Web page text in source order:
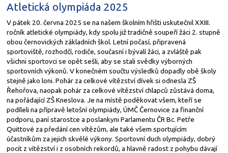
Atletická olympiáda 2025
V pátek 20. června 2025 se na našem školním hřišti uskutečnil XXIII.
ročník atletické olympiády, kdy spolu již tradičně soupeří žáci 2. stupně
obou černovických základních škol. Letní počasí, připravená
sportoviště, rozhodčí, rodiče, současní i bývalí žáci, a zvláště pak
všichni sportovci se opět sešli, aby se stali svědky výborných
sportovních výkonů. V konečném součtu výsledků dopadly obě školy
stejně jako loni. Pohár za celkové vítězství dívek si odnesla ZŠ
Řehořova, naopak pohár za celkové vítězství chlapců zůstává doma,
na pořádající ZŠ Kneslova. Je na místě poděkovat všem, kteří se
podíleli na přípravě letošní olympiády, ÚMČ Černovice za finanční
podporu, paní starostce a poslankyni Parlamentu ČR Bc. Petře
Quittové za předání cen vítězům, ale také všem sportujícím
účastníkům za jejich skvělé výkony. Sportovní duch olympiády, dobrý
pocit z vítězství i z osobních rekordů, a hlavně radost z pohybu dávají